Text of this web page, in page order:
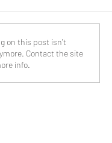
About Pál
have its
premiere at the
Miskolc
on this post isn't
Contact the site
info.